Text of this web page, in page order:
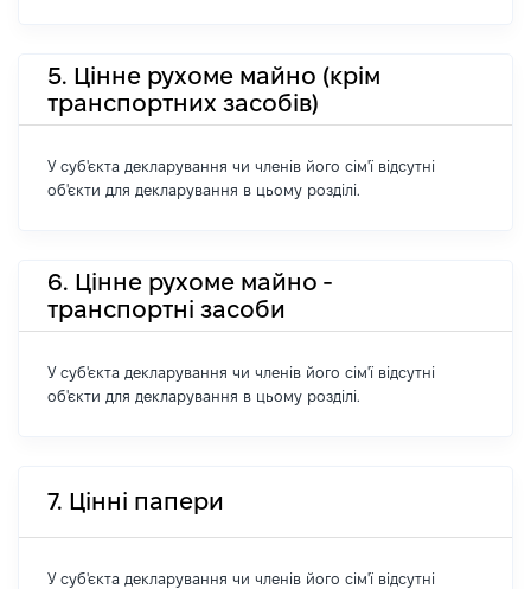
5. Цінне рухоме майно (крім
транспортних засобів)
У суб'єкта декларування чи членів його сім'ї відсутні
об'єкти для декларування в цьому розділі.
6. Цінне рухоме майно -
транспортні засоби
У суб'єкта декларування чи членів його сім'ї відсутні
об'єкти для декларування в цьому розділі.
7. Цінні папери
У суб'єкта декларування чи членів його сім'ї відсутні